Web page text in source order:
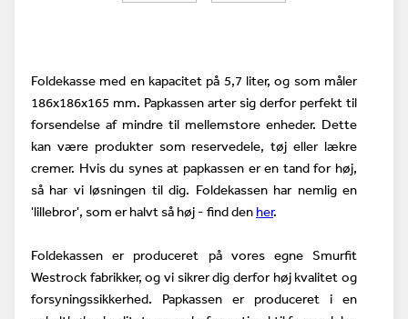
Foldekasse med en kapacitet på 5,7 liter, og som måler
186x186x165 mm. Papkassen arter sig derfor perfekt til
forsendelse af mindre til mellemstore enheder. Dette
kan være produkter som reservedele, tøj eller lækre
cremer. Hvis du synes at papkassen er en tand for høj,
så har vi løsningen til dig. Foldekassen har nemlig en
'lillebror', som er halvt så høj - find den her.
Foldekassen er produceret på vores egne Smurfit
Westrock fabrikker, og vi sikrer dig derfor høj kvalitet og
forsyningssikkerhed. Papkassen er produceret i en